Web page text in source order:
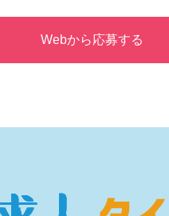
Webから応募する